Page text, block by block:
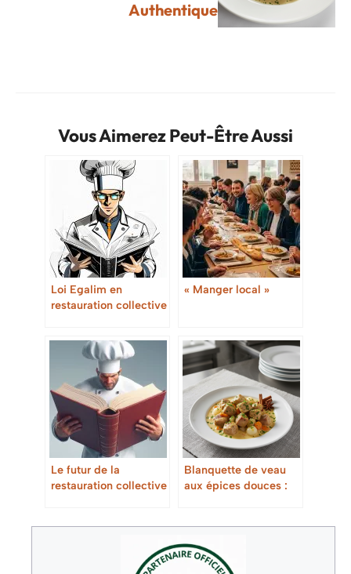
Authentique
Vous Aimerez Peut-Être Aussi
Loi Egalim en
restauration collective
« Manger local »
Le futur de la
restauration collective
Blanquette de veau
aux épices douces :